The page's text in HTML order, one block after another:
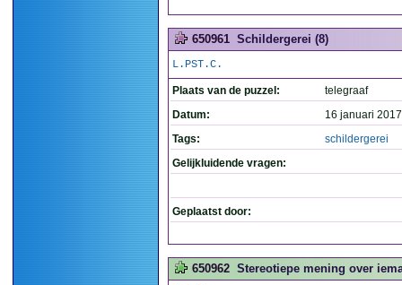
650961 Schildergerei (8)
L.PST.C.
Plaats van de puzzel:
telegraaf
Datum:
16 januari
Tags:
schildergerei
Gelijkluidende vragen:
Geplaatst door:
650962 Stereotiepe mening over